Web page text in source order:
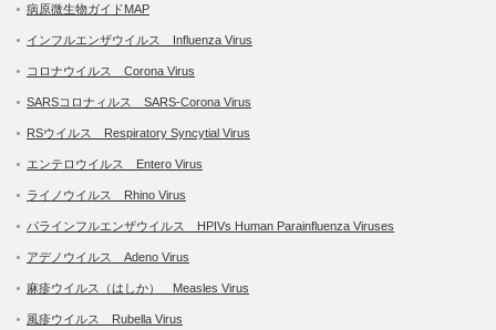
病原微生物ガイドMAP
インフルエンザウイルス Influenza Virus
コロナウイルス Corona Virus
SARSコロナィルス SARS-Corona Virus
RSウイルス Respiratory Syncytial Virus
エンテロウイルス Entero Virus
ライノウイルス Rhino Virus
パラインフルエンザウイルス HPIVs Human Parainfluenza Viruses
アデノウイルス Adeno Virus
麻疹ウイルス（はしか） Measles Virus
風疹ウイルス Rubella Virus